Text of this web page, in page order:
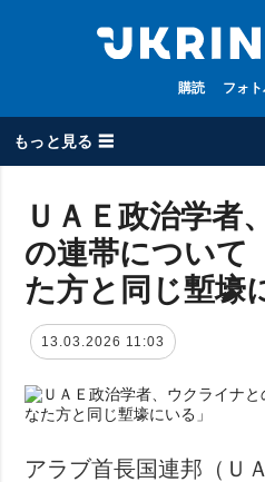
購読 フォ
もっと見る ☰
全てのトピック
戦争
政治
経済・復興
防衛
社会・文化
ＵＡＥ政治学者
の連帯について
た方と同じ塹壕
13.03.2026 11:03
アラブ首長国連邦（Ｕ